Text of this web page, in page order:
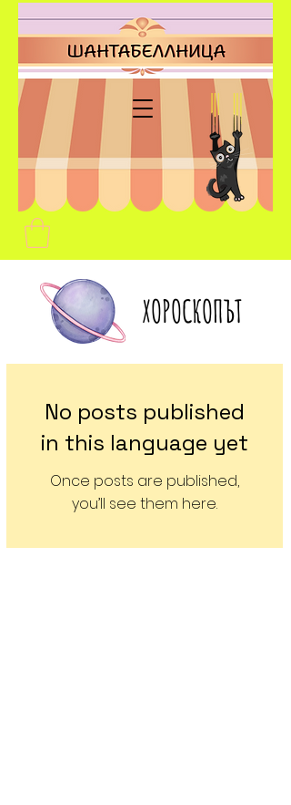
ХОРОСКОПЪТ
No posts published
in this language yet
Once posts are published,
you’ll see them here.